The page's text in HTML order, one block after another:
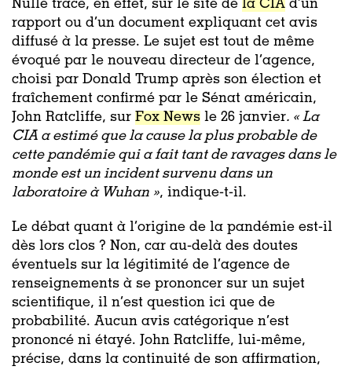
Nulle trace, en effet, sur le site de la CIA d’un
rapport ou d’un document expliquant cet avis
diffusé à la presse. Le sujet est tout de même
évoqué par le nouveau directeur de l’agence,
choisi par Donald Trump après son élection et
fraîchement confirmé par le Sénat américain,
John Ratcliffe, sur Fox News le 26 janvier. « La
CIA a estimé que la cause la plus probable de
cette pandémie qui a fait tant de ravages dans le
monde est un incident survenu dans un
laboratoire à Wuhan », indique-t-il.
Le débat quant à l’origine de la pandémie est-il
dès lors clos ? Non, car au-delà des doutes
éventuels sur la légitimité de l’agence de
renseignements à se prononcer sur un sujet
scientifique, il n’est question ici que de
probabilité. Aucun avis catégorique n’est
prononcé ni étayé. John Ratcliffe, lui-même,
précise, dans la continuité de son affirmation,